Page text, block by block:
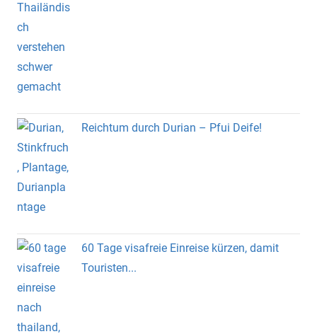
Reichtum durch Durian – Pfui Deife!
60 Tage visafreie Einreise kürzen, damit
Touristen...